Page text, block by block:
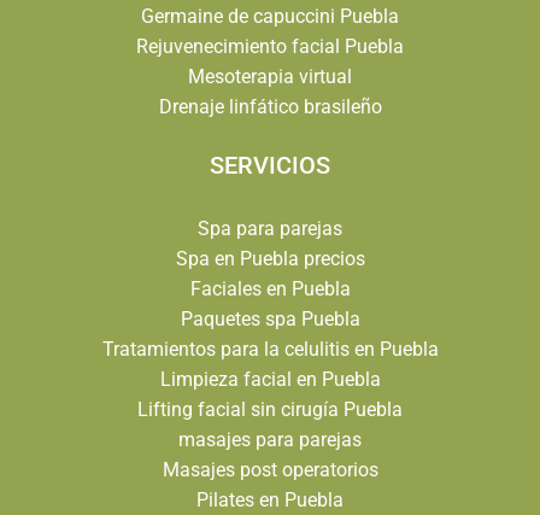
Germaine de capuccini Puebla
Rejuvenecimiento facial Puebla
Mesoterapia virtual
Drenaje linfático brasileño
SERVICIOS
Spa para parejas
Spa en Puebla precios
Faciales en Puebla
Paquetes spa Puebla
Tratamientos para la celulitis en Puebla
Limpieza facial en Puebla
Lifting facial sin cirugía Puebla
masajes para parejas
Masajes post operatorios
Pilates en Puebla